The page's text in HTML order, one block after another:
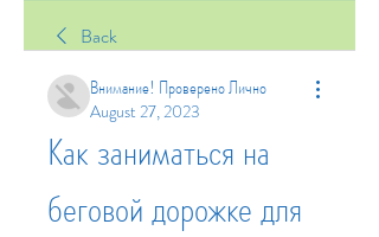
Back
Внимание! Проверено Лично
August 27, 2023
Как заниматься на
беговой дорожке для